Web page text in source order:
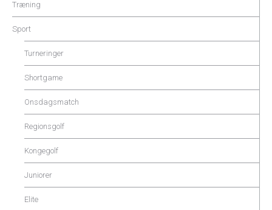
Træning
Sport
Turneringer
Shortgame
Onsdagsmatch
Regionsgolf
Kongegolf
Juniorer
Elite